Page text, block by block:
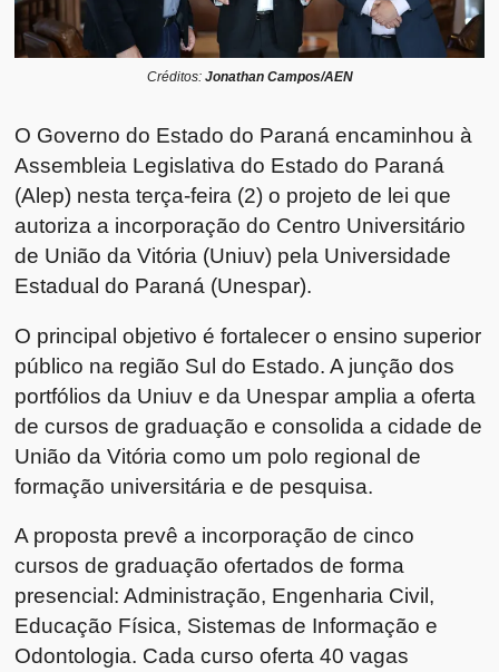
Créditos: Jonathan Campos/AEN
O Governo do Estado do Paraná encaminhou à
Assembleia Legislativa do Estado do Paraná
(Alep) nesta terça-feira (2) o projeto de lei que
autoriza a incorporação do Centro Universitário
de União da Vitória (Uniuv) pela Universidade
Estadual do Paraná (Unespar).
O principal objetivo é fortalecer o ensino superior
público na região Sul do Estado. A junção dos
portfólios da Uniuv e da Unespar amplia a oferta
de cursos de graduação e consolida a cidade de
União da Vitória como um polo regional de
formação universitária e de pesquisa.
A proposta prevê a incorporação de cinco
cursos de graduação ofertados de forma
presencial: Administração, Engenharia Civil,
Educação Física, Sistemas de Informação e
Odontologia. Cada curso oferta 40 vagas